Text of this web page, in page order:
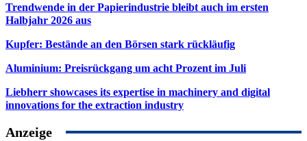
Trendwende in der Papierindustrie bleibt auch im ersten
Halbjahr 2026 aus
Kupfer: Bestände an den Börsen stark rückläufig
Aluminium: Preisrückgang um acht Prozent im Juli
Liebherr showcases its expertise in machinery and digital
innovations for the extraction industry
Anzeige